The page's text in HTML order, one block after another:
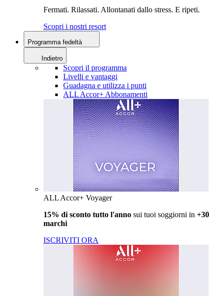
Fermati. Rilassati. Allontanati dallo stress. E ripeti.
Scopri i nostri resort
Programma fedeltà
Indietro
Scopri il programma
Livelli e vantaggi
Guadagna e utilizza i punti
ALL Accor+ Abbonamenti
ALL Accor+ Voyager
15% di sconto tutto l'anno sui tuoi soggiorni in +30
marchi
ISCRIVITI ORA